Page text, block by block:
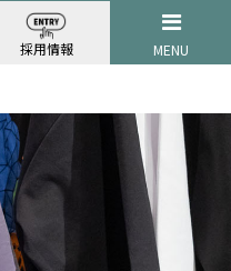
採用情報 MENU